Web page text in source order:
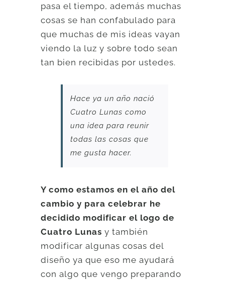
pasa el tiempo, además muchas
cosas se han confabulado para
que muchas de mis ideas vayan
viendo la luz y sobre todo sean
tan bien recibidas por ustedes.
Hace ya un año nació
Cuatro Lunas como
una idea para reunir
todas las cosas que
me gusta hacer.
Y como estamos en el año del
cambio y para celebrar he
decidido modificar el logo de
Cuatro Lunas y también
modificar algunas cosas del
diseño ya que eso me ayudará
con algo que vengo preparando